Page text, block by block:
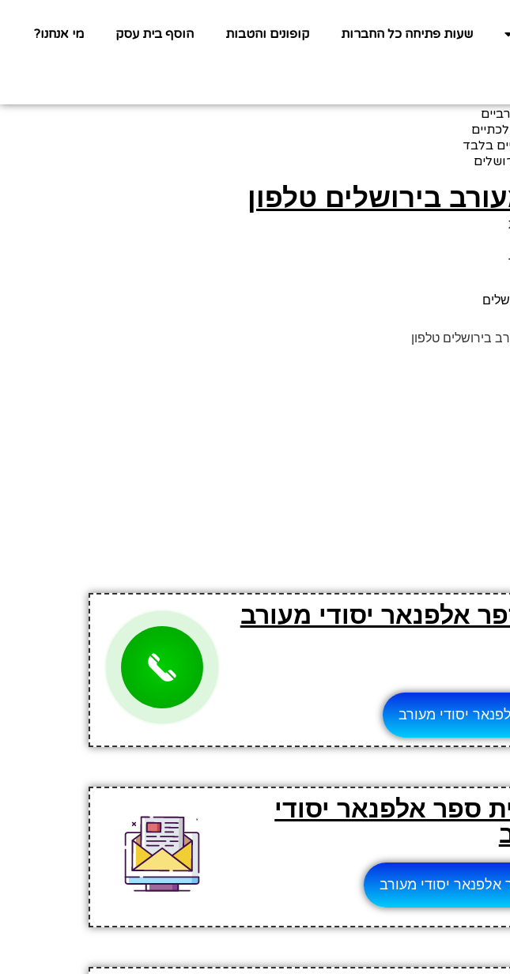
שעות פתיחה כל החברות קופונים והטבות הוסף בית עסק מי אנחנו?
בלבד
בירושלים טלפון
בירושלים טלפון
אלפנאר יסודי מעורב
יסודי מעורב
ספר אלפנאר יסודי
יסודי מעורב